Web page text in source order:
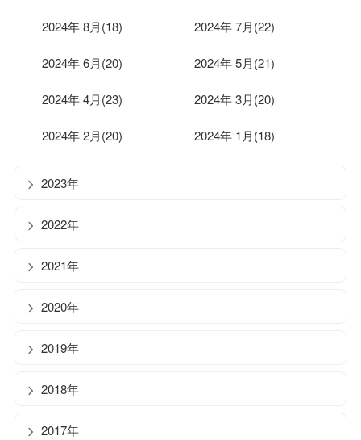
2024年 8月(18) 2024年 7月(22)
2024年 6月(20) 2024年 5月(21)
2024年 4月(23) 2024年 3月(20)
2024年 2月(20) 2024年 1月(18)
2023年
2022年
2021年
2020年
2019年
2018年
2017年